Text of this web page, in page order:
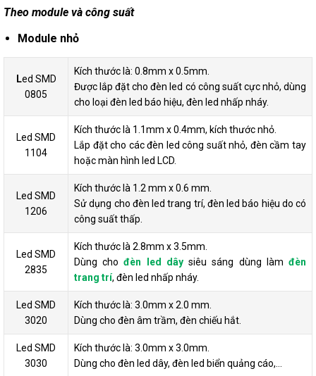
Theo module và công suất
Module nhỏ
Led SMD
0805
Kích thước là: 0.8mm x 0.5mm.
Được lắp đặt cho đèn led có công suất cực nhỏ, dùng
cho loại đèn led báo hiệu, đèn led nhấp nháy.
Led SMD
1104
Kích thước là 1.1mm x 0.4mm, kích thước nhỏ.
Lắp đặt cho các đèn led công suất nhỏ, đèn cầm tay
hoặc màn hình led LCD.
Led SMD
1206
Kích thước là 1.2 mm x 0.6 mm.
Sử dụng cho đèn led trang trí, đèn led báo hiệu do có
công suất thấp.
Led SMD
2835
Kích thước là 2.8mm x 3.5mm.
Dùng chođèn led dâysiêu sáng dùng làmđèn
trang trí, đèn led nhấp nháy.
Led SMD
3020
Kích thước là: 3.0mm x 2.0 mm.
Dùng cho đèn âm trầm, đèn chiếu hắt.
Led SMD
3030
Kích thước là: 3.0mm x 3.0mm.
Dùng cho đèn led dây, đèn led biển quảng cáo,…